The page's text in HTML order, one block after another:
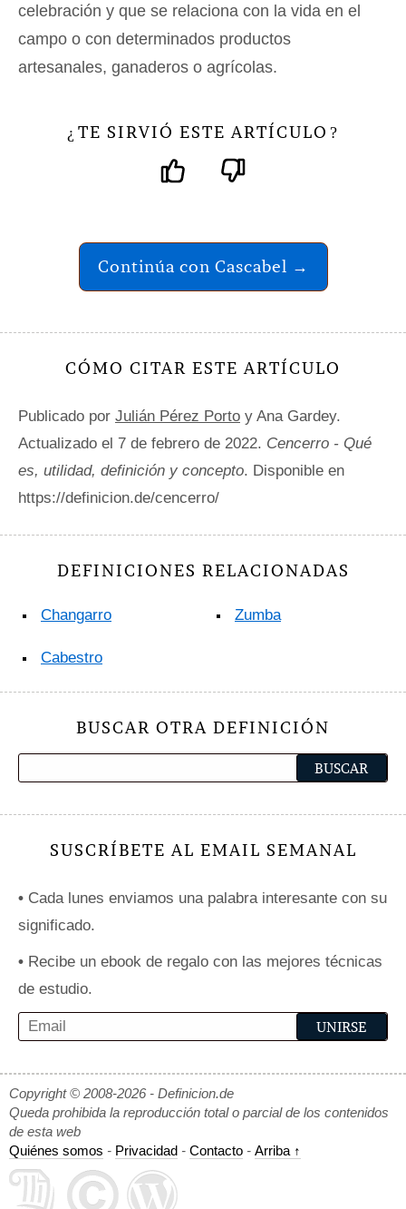
celebración y que se relaciona con la vida en el
campo o con determinados productos
artesanales, ganaderos o agrícolas.
¿ TE SIRVIÓ ESTE ARTÍCULO ?
Continúa con Cascabel →
CÓMO CITAR ESTE ARTÍCULO
Publicado por Julián Pérez Porto y Ana Gardey.
Actualizado el 7 de febrero de 2022. Cencerro - Qué
es, utilidad, definición y concepto. Disponible en
https://definicion.de/cencerro/
DEFINICIONES RELACIONADAS
Changarro
Cabestro
Zumba
BUSCAR OTRA DEFINICIÓN
SUSCRÍBETE AL EMAIL SEMANAL
• Cada lunes enviamos una palabra interesante con su
significado.
• Recibe un ebook de regalo con las mejores técnicas
de estudio.
Copyright © 2008-2026 - Definicion.de
Queda prohibida la reproducción total o parcial de los contenidos
de esta web
Quiénes somos - Privacidad - Contacto - Arriba ↑